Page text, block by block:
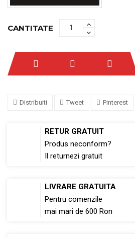
CANTITATE
Distribuiti Tweet Pinterest
RETUR GRATUIT
Produs neconform?
Il returnezi gratuit
LIVRARE GRATUITA
Pentru comenzile
mai mari de 600 Ron